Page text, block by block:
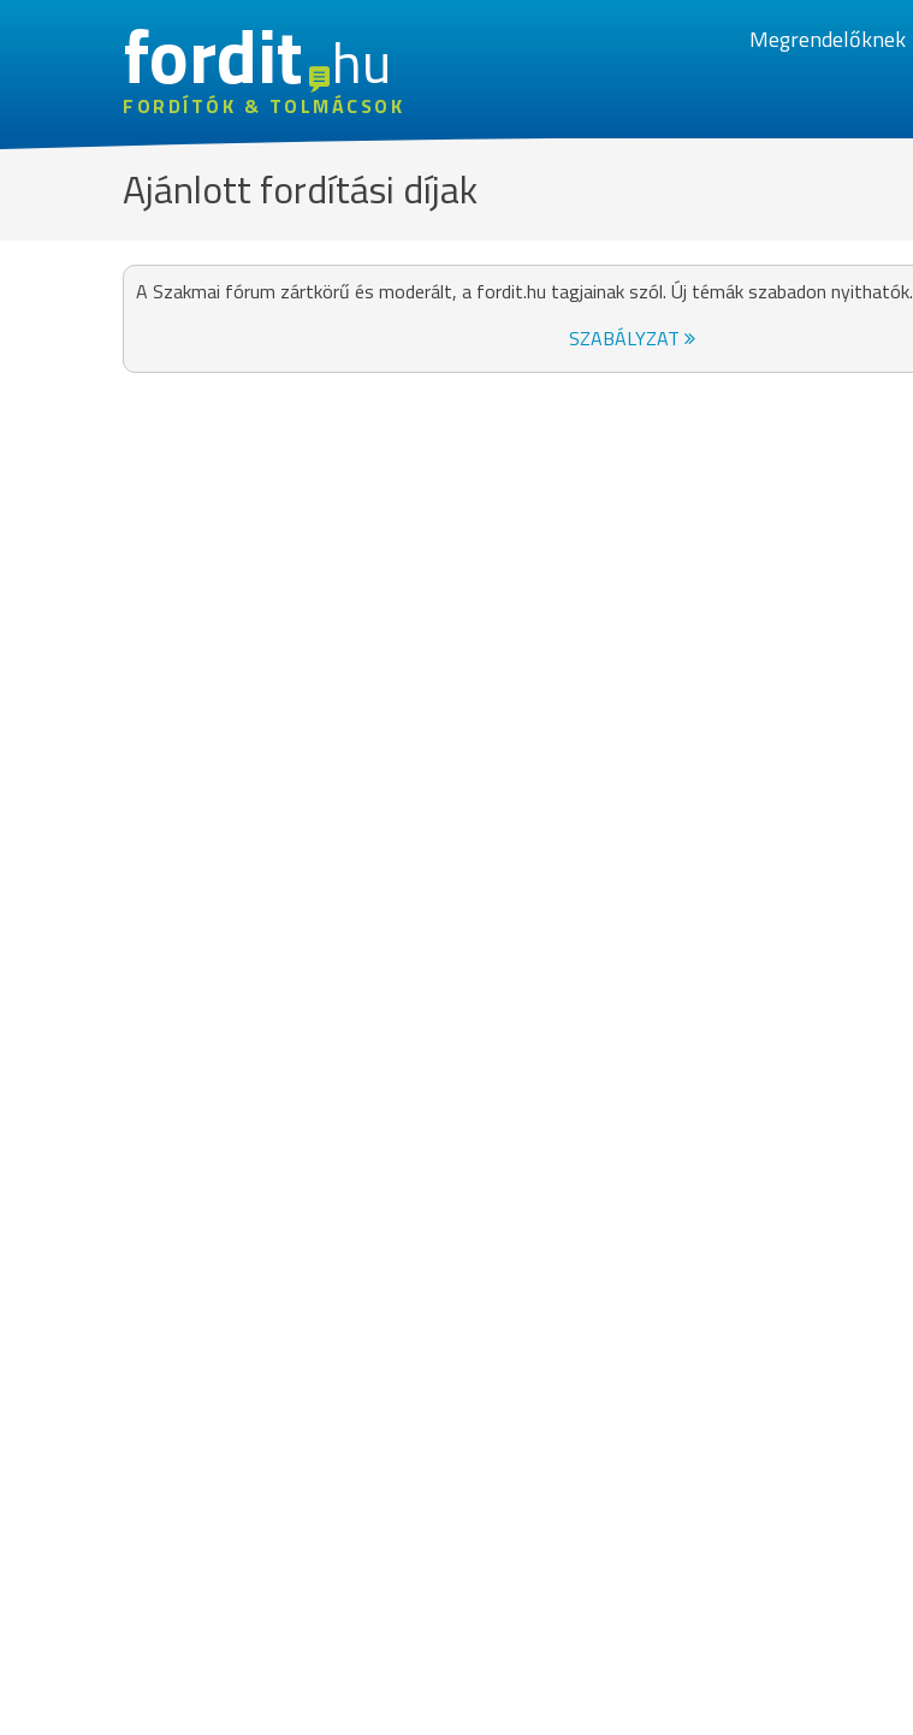
fordithu
FORDÍTÓK & TOLMÁCSOK
Megrendelőknek
Ajánlott fordítási díjak
A Szakmai fórum zártkörű és moderált, a fordit.hu tagjainak szól. Új témák szabadon nyithatók.
SZABÁLYZAT